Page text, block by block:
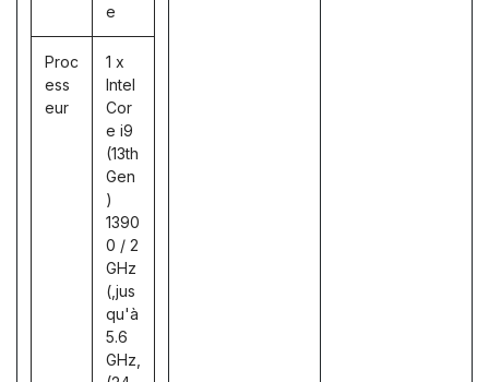
e
Proc
ess
eur
1 x
Intel
Cor
e i9
(13th
Gen
)
1390
0 / 2
GHz
(,jus
qu'à
5.6
GHz,